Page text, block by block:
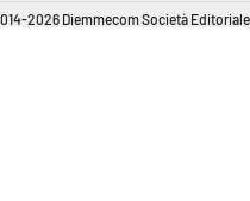
2026 Diemmecom Società